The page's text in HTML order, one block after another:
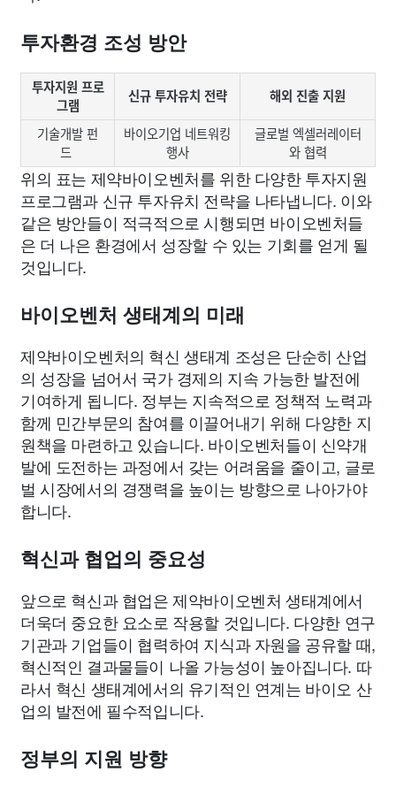
투자환경 조성 방안
투자지원 프로
그램
신규 투자유치 전략 해외 진출 지원
기술개발 펀
드
바이오기업 네트워킹
행사
글로벌 엑셀러레이터
와 협력
위의 표는 제약바이오벤처를 위한 다양한 투자지원
프로그램과 신규 투자유치 전략을 나타냅니다. 이와
같은 방안들이 적극적으로 시행되면 바이오벤처들
은 더 나은 환경에서 성장할 수 있는 기회를 얻게 될
것입니다.
바이오벤처 생태계의 미래
제약바이오벤처의 혁신 생태계 조성은 단순히 산업
의 성장을 넘어서 국가 경제의 지속 가능한 발전에
기여하게 됩니다. 정부는 지속적으로 정책적 노력과
함께 민간부문의 참여를 이끌어내기 위해 다양한 지
원책을 마련하고 있습니다. 바이오벤처들이 신약개
발에 도전하는 과정에서 갖는 어려움을 줄이고, 글로
벌 시장에서의 경쟁력을 높이는 방향으로 나아가야
합니다.
혁신과 협업의 중요성
앞으로 혁신과 협업은 제약바이오벤처 생태계에서
더욱더 중요한 요소로 작용할 것입니다. 다양한 연구
기관과 기업들이 협력하여 지식과 자원을 공유할 때,
혁신적인 결과물들이 나올 가능성이 높아집니다. 따
라서 혁신 생태계에서의 유기적인 연계는 바이오 산
업의 발전에 필수적입니다.
정부의 지원 방향